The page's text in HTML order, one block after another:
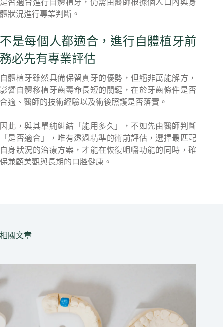
是否適合進行自體植牙，仍需由醫師根據個人口內與身
體狀況進行專業判斷。
不是每個人都適合，進行自體植牙前
務必先有專業評估
自體植牙雖然具備保留真牙的優勢，但絕非萬能解方，
影響自體移植牙齒壽命長短的關鍵，在於牙齒條件是否
合適、醫師的技術經驗以及術後照護是否落實。
因此，與其單純糾結「能用多久」，不如先由醫師判斷
「是否適合」，唯有透過精準的術前評估，選擇最匹配
自身狀況的治療方案，才能在恢復咀嚼功能的同時，確
保兼顧美觀與長期的口腔健康。
相關文章